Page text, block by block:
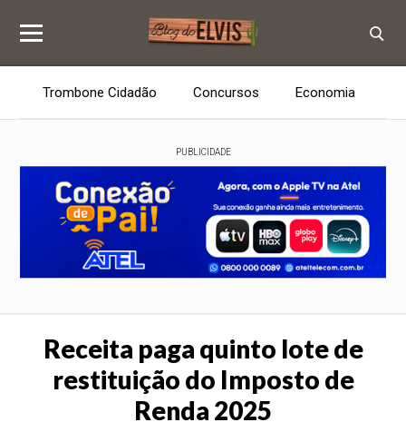
Trombone Cidadão Concursos Economia
PUBLICIDADE
Receita paga quinto lote de
restituição do Imposto de
Renda 2025